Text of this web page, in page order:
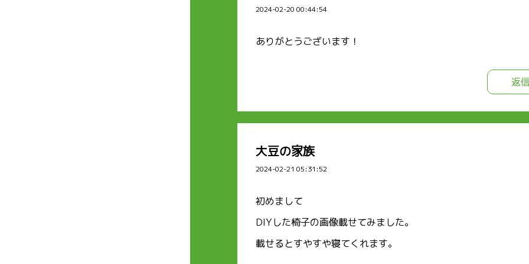
2024-02-20 00:44:54
ありがとうございます！
返
大豆の家族
2024-02-21 05:31:52
初めまして
DIYした椅子の画像載せてみました。
載せるとすやすや寝てくれます。